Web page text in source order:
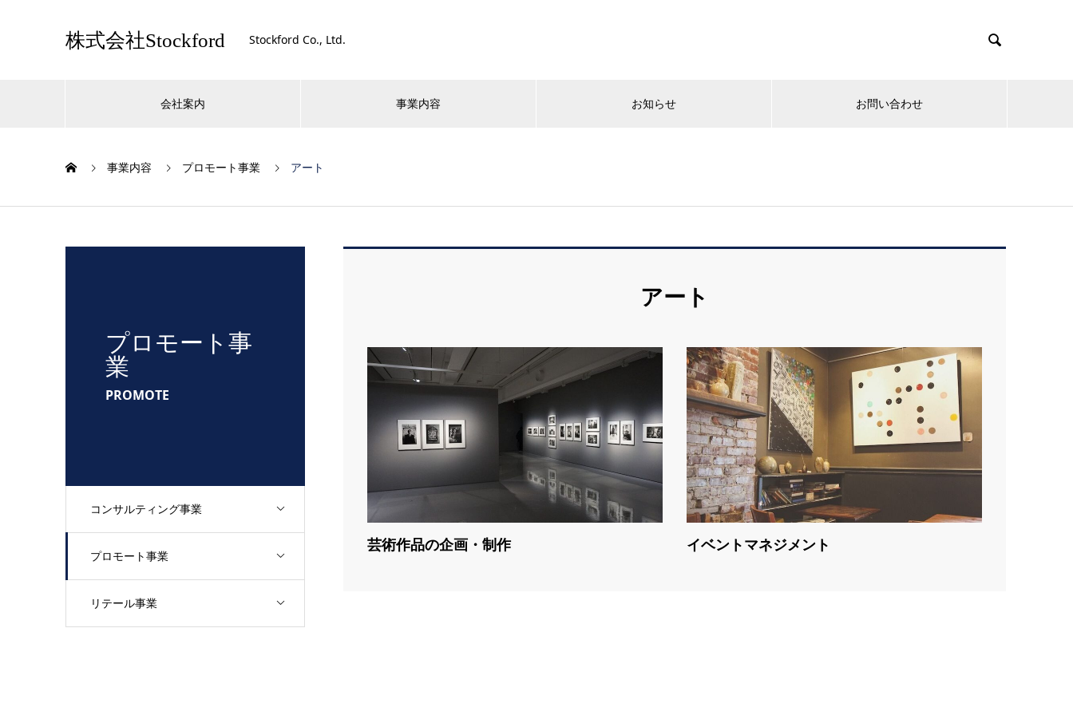
株式会社Stockford Stockford Co., Ltd. 
会社案内 事業内容 お知らせ お問い合わせ
事業内容 プロモート事業 アート
プロモート事
業
PROMOTE
コンサルティング事業
プロモート事業
リテール事業
アート
芸術作品の企画・制作 イベントマネジメント